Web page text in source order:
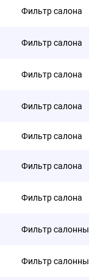
Фильтр салона
Фильтр салона
Фильтр салона
Фильтр салона
Фильтр салона
Фильтр салона
Фильтр салона
Фильтр
Фильтр